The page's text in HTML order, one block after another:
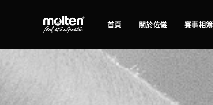
首頁 關於佐儀 賽事相簿